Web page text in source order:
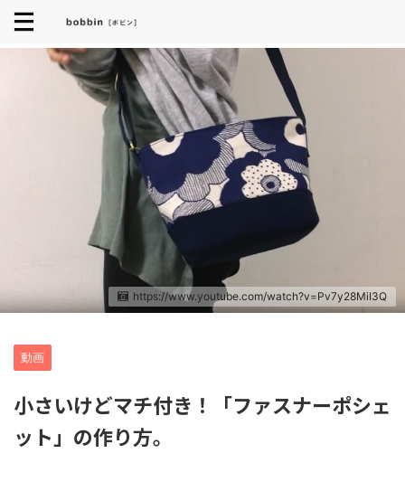
https://www.youtube.com/watch?v=Pv7y28MiI3Q
動画
小さいけどマチ付き！「ファスナーポシェ
ット」の作り方。